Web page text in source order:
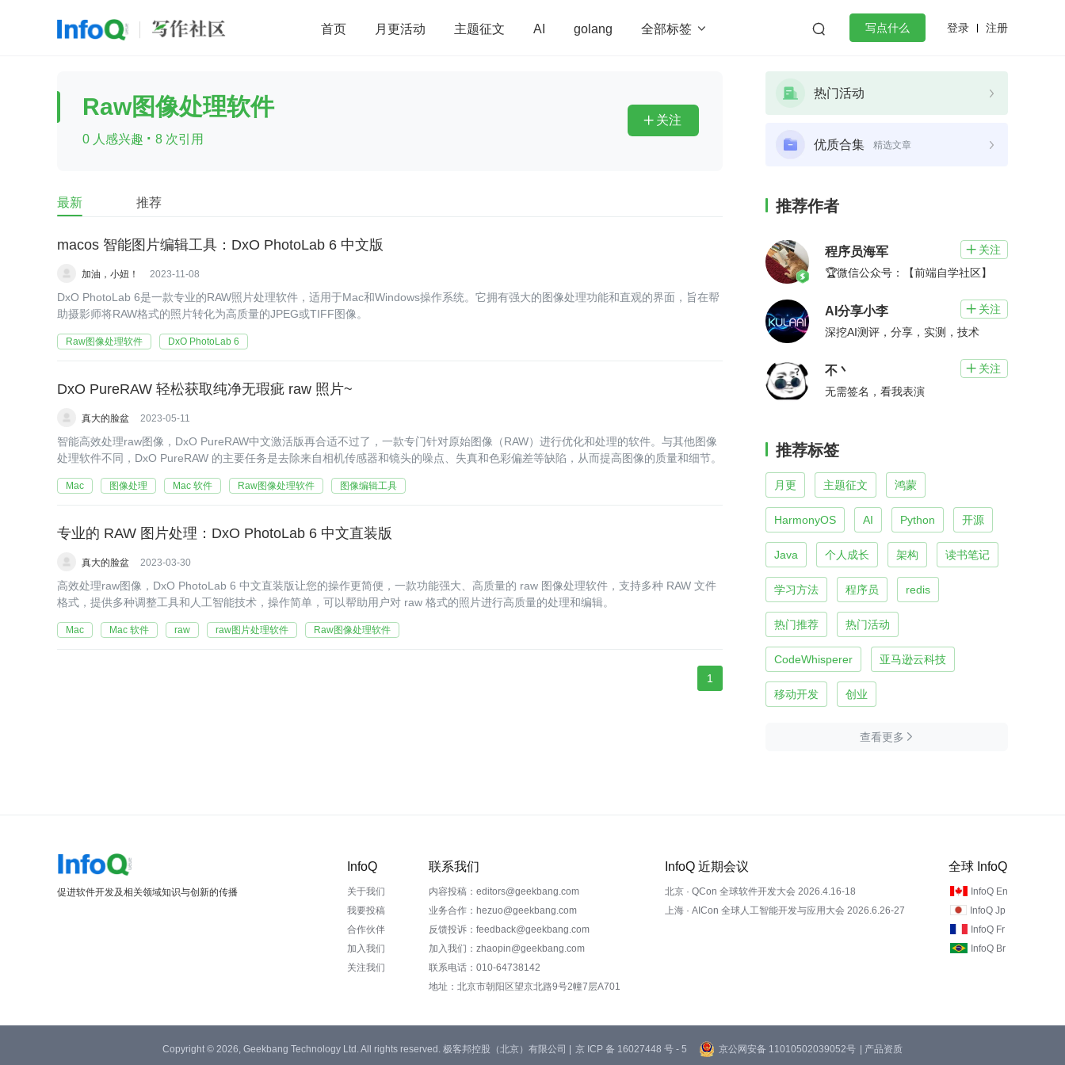
首页 月更活动 主题征文 AI golang 全部标签   写点什么 登录 注册
前端 AI 大数据 团队管理 redis
查看更多
Raw图像处理软件
0 人感兴趣 · 8 次引用
 关注
最新 推荐
macos 智能图片编辑工具：DxO PhotoLab 6 中文版
加油，小妞！ 2023-11-08
DxO PhotoLab 6是一款专业的RAW照片处理软件，适用于Mac和Windows操作系统。它拥有强大的图像处理功能和直观的界面，旨在帮
助摄影师将RAW格式的照片转化为高质量的JPEG或TIFF图像。
Raw图像处理软件 DxO PhotoLab 6
DxO PureRAW 轻松获取纯净无瑕疵 raw 照片~
真大的脸盆 2023-05-11
智能高效处理raw图像，DxO PureRAW中文激活版再合适不过了，一款专门针对原始图像（RAW）进行优化和处理的软件。与其他图像
处理软件不同，DxO PureRAW 的主要任务是去除来自相机传感器和镜头的噪点、失真和色彩偏差等缺陷，从而提高图像的质量和细节。
Mac 图像处理 Mac 软件 Raw图像处理软件 图像编辑工具
专业的 RAW 图片处理：DxO PhotoLab 6 中文直装版
真大的脸盆 2023-03-30
高效处理raw图像，DxO PhotoLab 6 中文直装版让您的操作更简便，一款功能强大、高质量的 raw 图像处理软件，支持多种 RAW 文件
格式，提供多种调整工具和人工智能技术，操作简单，可以帮助用户对 raw 格式的照片进行高质量的处理和编辑。
Mac Mac 软件 raw raw图片处理软件 Raw图像处理软件
1
热门活动
优质合集 精选文章
推荐作者
程序员海军  关注
🏆微信公众号：【前端自学社区】
AI分享小李  关注
深挖AI测评，分享，实测，技术
不丶  关注
无需签名，看我表演
推荐标签
月更 主题征文 鸿蒙
HarmonyOS AI Python 开源
Java 个人成长 架构 读书笔记
学习方法 程序员 redis
热门推荐 热门活动
CodeWhisperer 亚马逊云科技
移动开发 创业
查看更多 
促进软件开发及相关领域知识与创新的传播
InfoQ
关于我们
我要投稿
合作伙伴
加入我们
关注我们
联系我们
内容投稿：editors@geekbang.com
业务合作：hezuo@geekbang.com
反馈投诉：feedback@geekbang.com
加入我们：zhaopin@geekbang.com
联系电话：010-64738142
地址：北京市朝阳区望京北路9号2幢7层A701
InfoQ 近期会议
北京 · QCon 全球软件开发大会 2026.4.16-18
上海 · AICon 全球人工智能开发与应用大会 2026.6.26-27
全球 InfoQ
InfoQ En
InfoQ Jp
InfoQ Fr
InfoQ Br
Copyright © 2026, Geekbang Technology Ltd. All rights reserved. 极客邦控股（北京）有限公司 | 京 ICP 备 16027448 号 - 5 京公网安备 11010502039052号 | 产品资质